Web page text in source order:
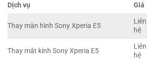
Dịch vụ Giá
Thay màn hình Sony Xperia E5
Liên
hệ
Thay mặt kính Sony Xperia E5
Liên
hệ